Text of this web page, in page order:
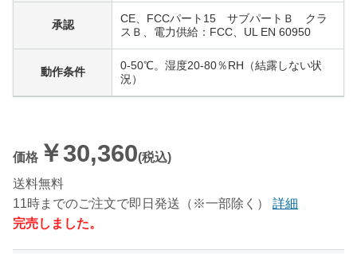
承認
CE、FCCパート15 サブパートＢ クラ
スＢ、電力供給：FCC、UL EN 60950
動作条件
0‐50℃。湿度20‐80％RH（結露しない状
況）
価格 ￥30,360(税込)
送料無料
11時までのご注文で即日発送（※一部除く）
詳細
完売しました。